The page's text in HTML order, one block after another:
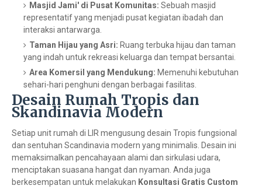
Masjid Jami' di Pusat Komunitas: Sebuah masjid
representatif yang menjadi pusat kegiatan ibadah dan
interaksi antarwarga.
Taman Hijau yang Asri: Ruang terbuka hijau dan taman
yang indah untuk rekreasi keluarga dan tempat bersantai.
Area Komersil yang Mendukung: Memenuhi kebutuhan
sehari-hari penghuni dengan berbagai fasilitas.
Desain Rumah Tropis dan
Skandinavia Modern
Setiap unit rumah di LIR mengusung desain Tropis fungsional
dan sentuhan Scandinavia modern yang minimalis. Desain ini
memaksimalkan pencahayaan alami dan sirkulasi udara,
menciptakan suasana hangat dan nyaman. Anda juga
berkesempatan untuk melakukan Konsultasi Gratis Custom